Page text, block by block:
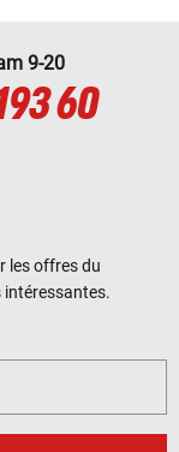
9-20
60
les offres du
intéressantes.